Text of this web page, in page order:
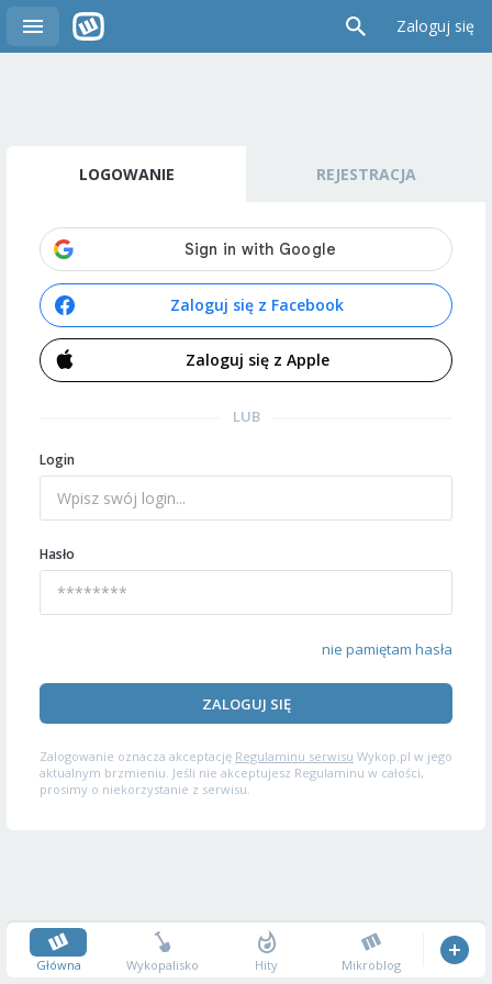
Zaloguj się
LOGOWANIE REJESTRACJA
Zaloguj się z Facebook
Zaloguj się z Apple
LUB
Login
Hasło
nie pamiętam hasła
ZALOGUJ SIĘ
Zalogowanie oznacza akceptację Regulaminu serwisu Wykop.pl w jego
aktualnym brzmieniu. Jeśli nie akceptujesz Regulaminu w całości,
prosimy o niekorzystanie z serwisu.
Główna Wykopalisko Hity Mikroblog